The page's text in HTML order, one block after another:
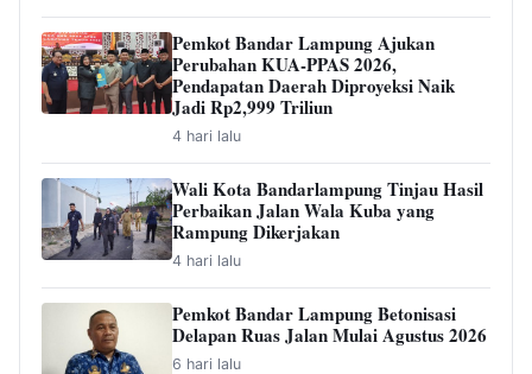
Pemkot Bandar Lampung Ajukan
Perubahan KUA-PPAS 2026,
Pendapatan Daerah Diproyeksi Naik
Jadi Rp2,999 Triliun
4 hari lalu
Wali Kota Bandarlampung Tinjau Hasil
Perbaikan Jalan Wala Kuba yang
Rampung Dikerjakan
4 hari lalu
Pemkot Bandar Lampung Betonisasi
Delapan Ruas Jalan Mulai Agustus 2026
6 hari lalu